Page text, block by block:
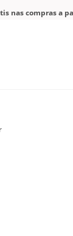
nas compras a